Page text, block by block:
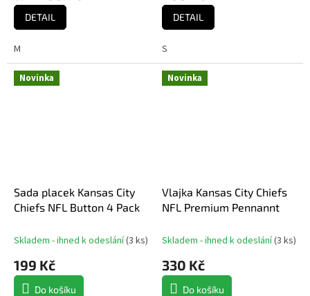
DETAIL
M
DETAIL
S
Novinka
Sada placek Kansas City
Chiefs NFL Button 4 Pack
Skladem - ihned k odeslání(3 ks)
199 Kč
Do košíku
Novinka
Vlajka Kansas City Chiefs
NFL Premium Pennannt
Skladem - ihned k odeslání(3 ks)
330 Kč
Do košíku